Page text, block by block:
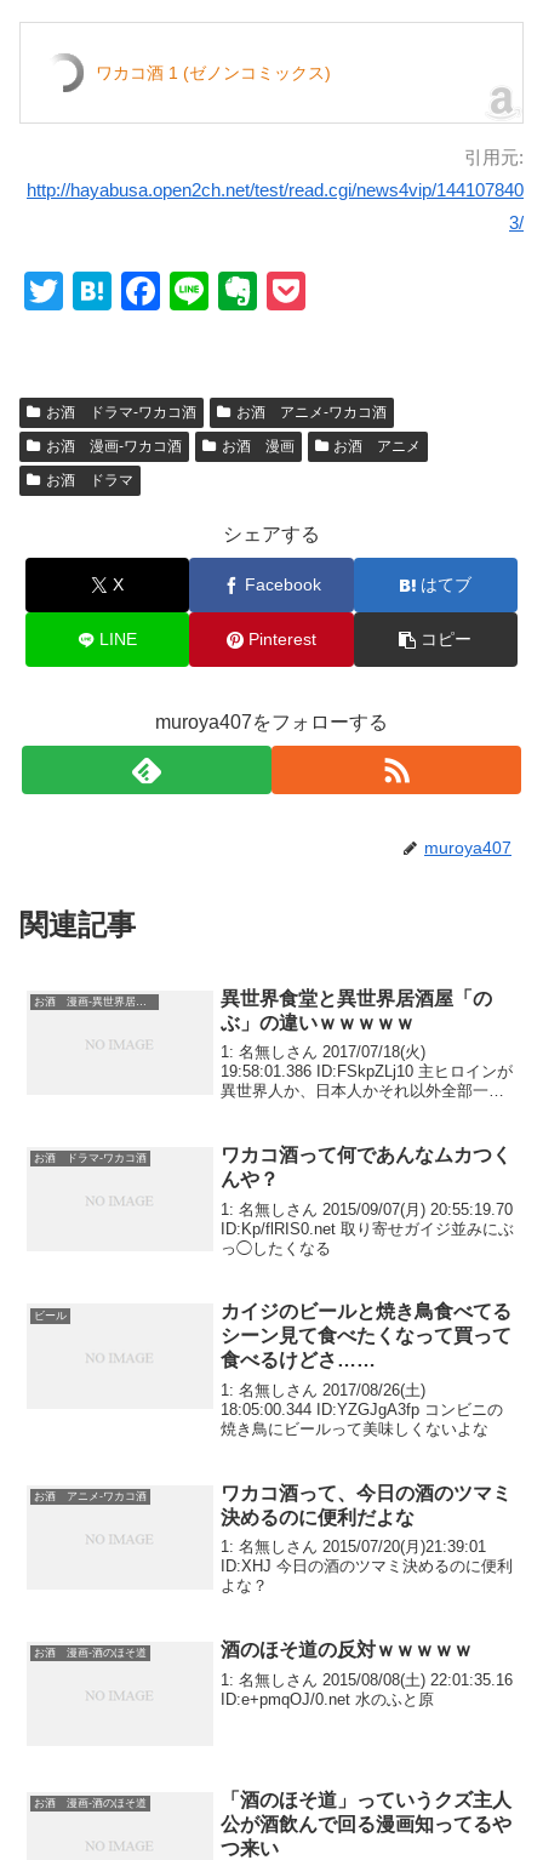
ワカコ酒 1 (ゼノンコミックス)
引用元:
http://hayabusa.open2ch.net/test/read.cgi/news4vip/144107840
3/
T
er
H
n
a
F
e
b
k
Li
E
n
ot
et
お酒 ドラマ-ワカコ酒
お酒 アニメ-ワカコ酒
お酒 漫画-ワカコ酒
お酒 漫画
お酒 アニメ
お酒 ドラマ
シェアする
X Facebook はてブ
LINE Pinterest コピー
muroya407をフォローする
muroya407
関連記事
お酒 漫画-異世界居酒屋「のぶ」
異世界食堂と異世界居酒屋「の
ぶ」の違いｗｗｗｗｗ
1: 名無しさん 2017/07/18(火)
19:58:01.386 ID:FSkpZLj10 主ヒロインが
異世界人か、日本人かそれ以外全部一
お酒 ドラマ-ワカコ酒
ワカコ酒って何であんなムカつく
んや？
1: 名無しさん 2015/09/07(月) 20:55:19.70
ID:Kp/flRIS0.net 取り寄せガイジ並みにぶ
っ◯したくなる
ビール
カイジのビールと焼き鳥食べてる
シーン見て食べたくなって買って
食べるけどさ……
1: 名無しさん 2017/08/26(土)
18:05:00.344 ID:YZGJgA3fp コンビニの
焼き鳥にビールって美味しくないよな
お酒 アニメ-ワカコ酒
ワカコ酒って、今日の酒のツマミ
決めるのに便利だよな
1: 名無しさん 2015/07/20(月)21:39:01
ID:XHJ 今日の酒のツマミ決めるのに便利
よな？
お酒 漫画-酒のほそ道 酒のほそ道の反対ｗｗｗｗｗ
1: 名無しさん 2015/08/08(土) 22:01:35.16
ID:e+pmqOJ/0.net 水のふと原
お酒 漫画-酒のほそ道
「酒のほそ道」っていうクズ主人
公が酒飲んで回る漫画知ってるや
つ来い